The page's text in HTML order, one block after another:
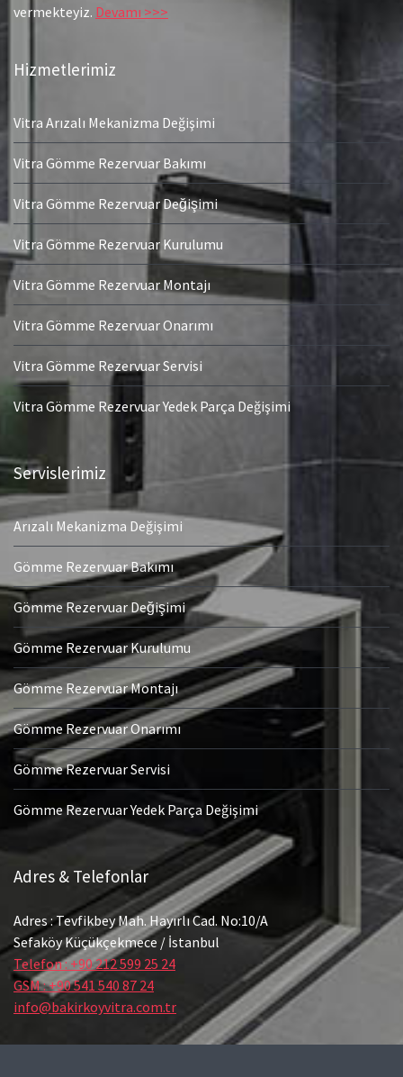
vermekteyiz. Devamı >>>
Hizmetlerimiz
Vitra Arızalı Mekanizma Değişimi
Vitra Gömme Rezervuar Bakımı
Vitra Gömme Rezervuar Değişimi
Vitra Gömme Rezervuar Kurulumu
Vitra Gömme Rezervuar Montajı
Vitra Gömme Rezervuar Onarımı
Vitra Gömme Rezervuar Servisi
Vitra Gömme Rezervuar Yedek Parça Değişimi
Servislerimiz
Arızalı Mekanizma Değişimi
Gömme Rezervuar Bakımı
Gömme Rezervuar Değişimi
Gömme Rezervuar Kurulumu
Gömme Rezervuar Montajı
Gömme Rezervuar Onarımı
Gömme Rezervuar Servisi
Gömme Rezervuar Yedek Parça Değişimi
Adres & Telefonlar
Adres : Tevfikbey Mah. Hayırlı Cad. No:10/A
Sefaköy Küçükçekmece / İstanbul
Telefon : +90 212 599 25 24
GSM : +90 541 540 87 24
info@bakirkoyvitra.com.tr